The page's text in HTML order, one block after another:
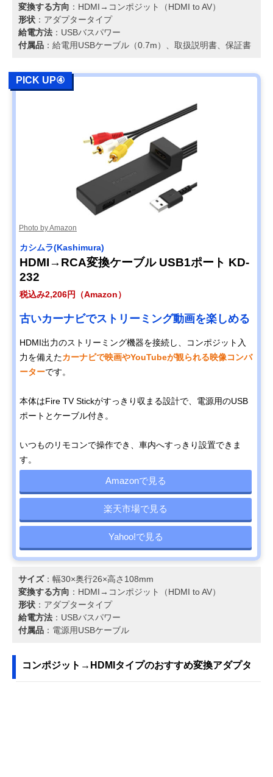
変換する方向 ：HDMI→コンポジット（HDMI to AV）
形状 ：アダプタータイプ
給電方法 ：USBバスパワー
付属品 ：給電用USBケーブル（0.7m）、取扱説明書、保証書
PICK UP④
Photo by Amazon
カシムラ(Kashimura)
HDMI→RCA変換ケーブル USB1ポート KD-
232
税込み2,206円（Amazon）
古いカーナビでストリーミング動画を楽しめる
HDMI出力のストリーミング機器を接続し、コンポジット入
力を備えたカーナビで映画やYouTubeが観られる映像コンバ
ーターです。
本体はFire TV Stickがすっきり収まる設計で、電源用のUSB
ポートとケーブル付き。
いつものリモコンで操作でき、車内へすっきり設置できま
す。
Amazonで見る
楽天市場で見る
Yahoo!で見る
サイズ：幅30×奥行26×高さ108mm
変換する方向 ：HDMI→コンポジット（HDMI to AV）
形状 ：アダプタータイプ
給電方法 ：USBバスパワー
付属品 ：電源用USBケーブル
コンポジット→HDMIタイプのおすすめ変換アダプタ